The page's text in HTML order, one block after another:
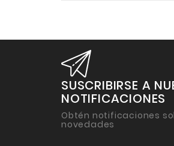
SUSCRIBIRSE A
NOTIFICACIONES
Obtén notificaciones
novedades